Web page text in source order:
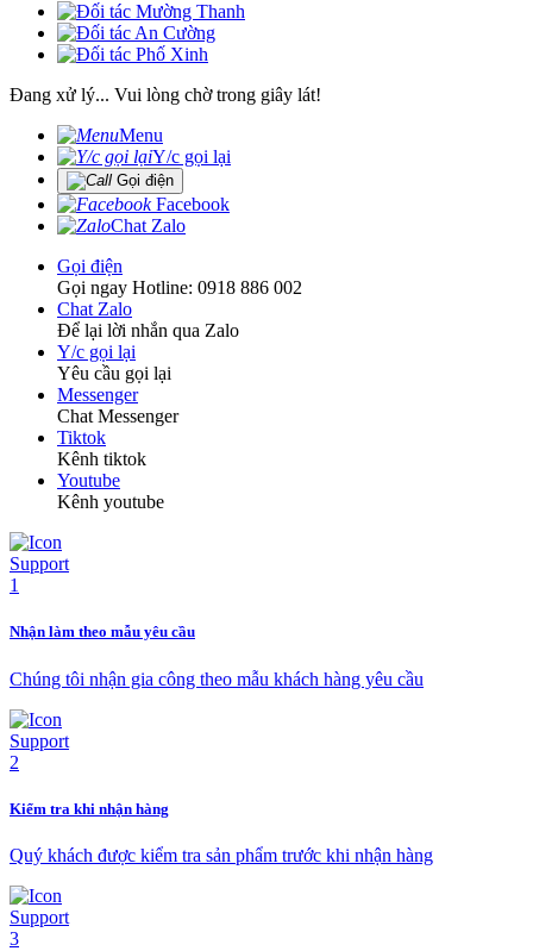
Đang xử lý... Vui lòng chờ trong giây lát!
Menu
Y/c gọi lại
Gọi điện
Facebook
Chat Zalo
Gọi điện
Gọi ngay Hotline: 0918 886 002
Chat Zalo
Để lại lời nhắn qua Zalo
Y/c gọi lại
Yêu cầu gọi lại
Messenger
Chat Messenger
Tiktok
Kênh tiktok
Youtube
Kênh youtube
Nhận làm theo mẫu yêu cầu
Chúng tôi nhận gia công theo mẫu khách hàng yêu cầu
Kiểm tra khi nhận hàng
Quý khách được kiểm tra sản phẩm trước khi nhận hàng